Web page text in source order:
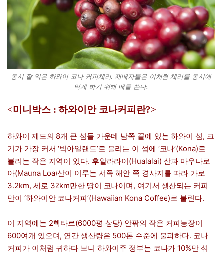
동시 잘 익은 하와이 코나 커피체리. 재배자들은 이처럼 체리를 동시에
익게 하기 위해 애를 쓴다.
<미니박스 : 하와이안 코나커피란?>
하와이 제도의 8개 큰 섬들 가운데 남쪽 끝에 있는 하와이 섬, 크
기가 가장 커서 ‘빅아일랜드’로 불리는 이 섬에 ‘코나’(Kona)로
불리는 작은 지역이 있다. 후알라라이(Hualalai) 산과 마우나로
아(Mauna Loa)산이 이루는 서쪽 해안 쪽 경사지를 따라 가로
3.2km, 세로 32km만한 땅이 코나이며, 여기서 생산되는 커피
만이 ‘하와이안 코나커피’(Hawaiian Kona Coffee)로 불린다.
이 지역에는 2헥타르(6000평 상당) 안팎의 작은 커피농장이
600여개 있으며, 연간 생산량은 500톤 수준에 불과하다. 코나
커피가 이처럼 귀하다 보니 하와이주 정부는 코나가 10%만 섞